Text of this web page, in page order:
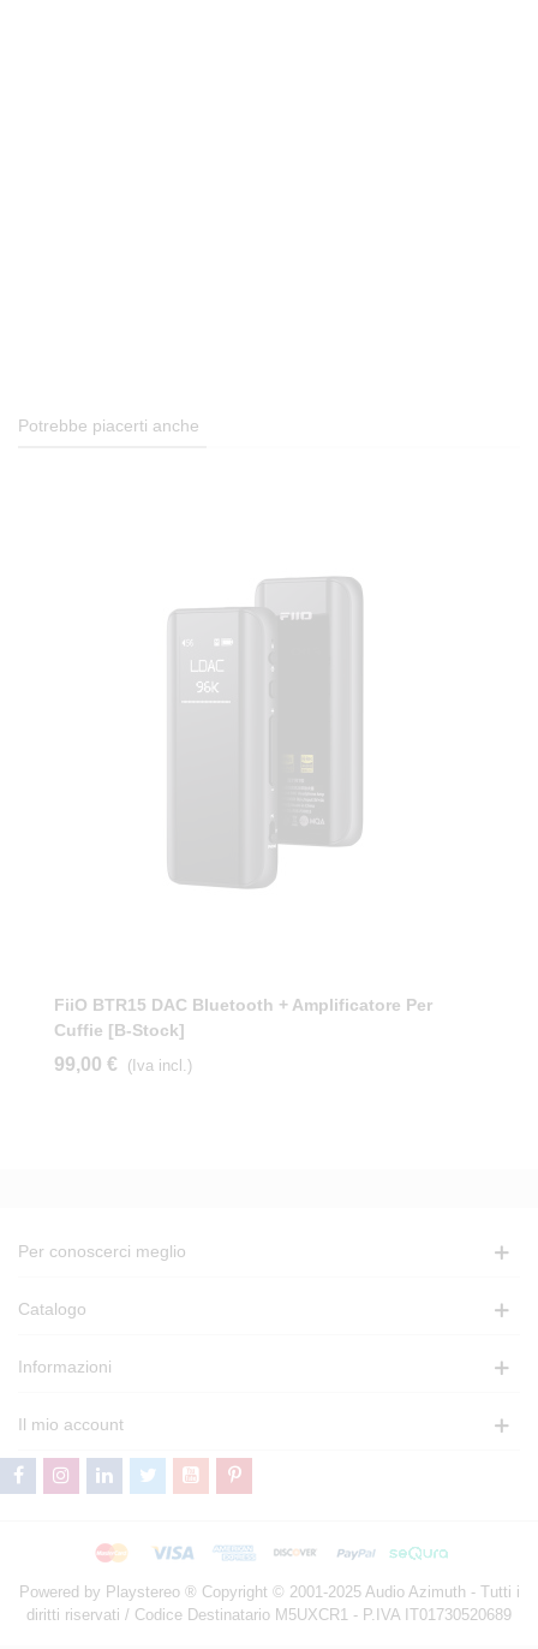
Potrebbe piacerti anche
FiiO BTR15 DAC Bluetooth + Amplificatore Per
Cuffie [b-Stock]
99,00 € (Iva incl.)
Per conoscerci meglio
Catalogo
Informazioni
Il mio account
Powered by Playstereo ® Copyright © 2001-2025 Audio Azimuth - Tutti i
diritti riservati / Codice Destinatario M5UXCR1 - P.IVA IT01730520689